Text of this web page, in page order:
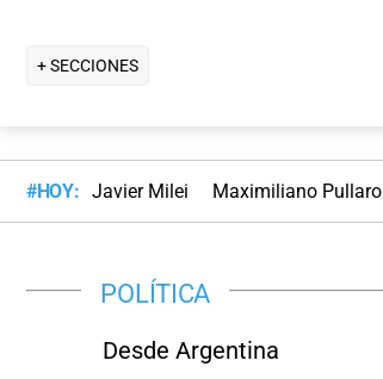
+ SECCIONES
#HOY: Javier Milei Maximiliano Pullaro
POLÍTICA
Desde Argentina